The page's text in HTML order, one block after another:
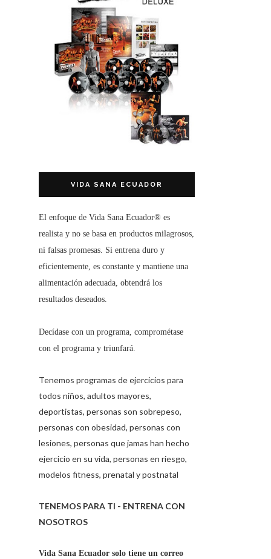
VIDA SANA ECUADOR
El enfoque de Vida Sana Ecuador® es
realista y no se basa en productos milagrosos,
ni falsas promesas. Si entrena duro y
eficientemente, es constante y mantiene una
alimentación adecuada, obtendrá los
resultados deseados.
Decídase con un programa, comprométase
con el programa y triunfará.
Tenemos programas de ejercicios para
todos niños, adultos mayores,
deportistas, personas son sobrepeso,
personas con obesidad, personas con
lesiones, personas que jamas han hecho
ejercicio en su vida, personas en riesgo,
modelos fitness, prenatal y postnatal
TENEMOS PARA TI - ENTRENA CON
NOSOTROS
Vida Sana Ecuador solo tiene un correo